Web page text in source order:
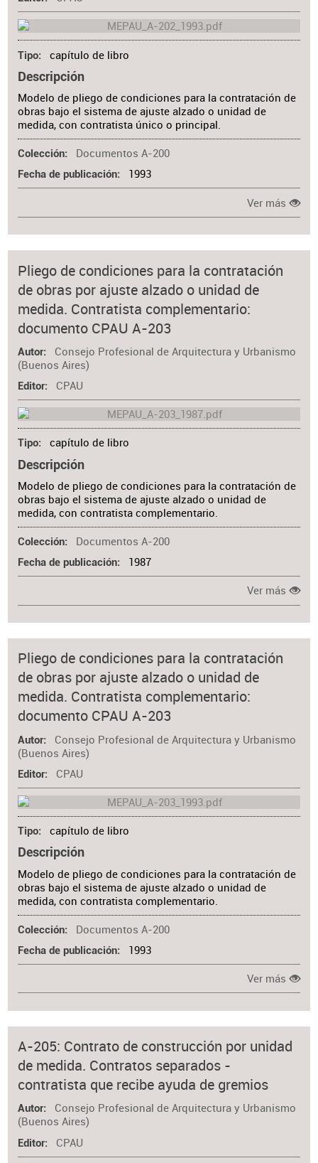
Tipo capítulo de libro
Descripción
Modelo de pliego de condiciones para la contratación de
obras bajo el sistema de ajuste alzado o unidad de
medida, con contratista único o principal.
Colección Documentos A-200
Fecha de publicación 1993
Ver más
Pliego de condiciones para la contratación
de obras por ajuste alzado o unidad de
medida. Contratista complementario:
documento CPAU A-203
Autor
Consejo Profesional de Arquitectura y Urbanismo
(Buenos Aires)
Editor CPAU
Tipo capítulo de libro
Descripción
Modelo de pliego de condiciones para la contratación de
obras bajo el sistema de ajuste alzado o unidad de
medida, con contratista complementario.
Colección Documentos A-200
Fecha de publicación 1987
Ver más
Pliego de condiciones para la contratación
de obras por ajuste alzado o unidad de
medida. Contratista complementario:
documento CPAU A-203
Autor
Consejo Profesional de Arquitectura y Urbanismo
(Buenos Aires)
Editor CPAU
Tipo capítulo de libro
Descripción
Modelo de pliego de condiciones para la contratación de
obras bajo el sistema de ajuste alzado o unidad de
medida, con contratista complementario.
Colección Documentos A-200
Fecha de publicación 1993
Ver más
A-205: Contrato de construcción por unidad
de medida. Contratos separados -
contratista que recibe ayuda de gremios
Autor
Consejo Profesional de Arquitectura y Urbanismo
(Buenos Aires)
Editor CPAU